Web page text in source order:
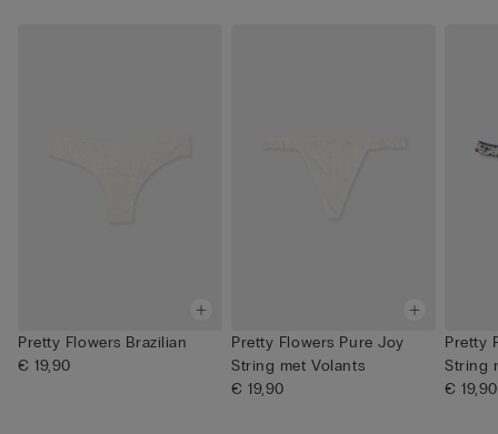
Pretty Flowers Brazilian
€ 19,90
Pretty Flowers Pure Joy
String met Volants
€ 19,90
Pretty
String
€ 19,90